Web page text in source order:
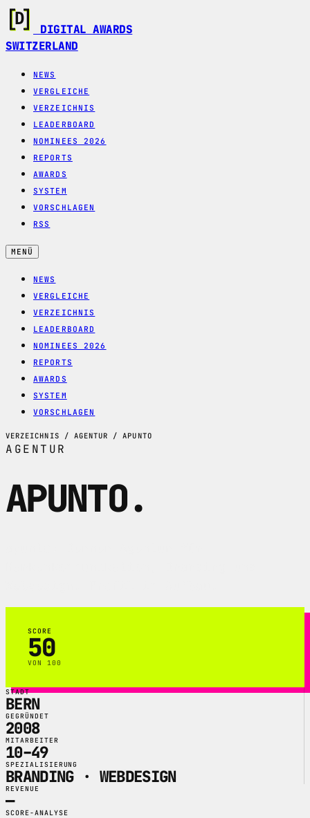
DIGITAL AWARDS
SWITZERLAND
NEWS
VERGLEICHE
VERZEICHNIS
LEADERBOARD
NOMINEES 2026
REPORTS
AWARDS
SYSTEM
VORSCHLAGEN
RSS
MENÜ
NEWS
VERGLEICHE
VERZEICHNIS
LEADERBOARD
NOMINEES 2026
REPORTS
AWARDS
SYSTEM
VORSCHLAGEN
VERZEICHNIS / AGENTUR / APUNTO
AGENTUR
APUNTO.
SCORE
50
VON 100
STADT
BERN
GEGRÜNDET
2008
MITARBEITER
10–49
SPEZIALISIERUNG
BRANDING · WEBDESIGN
REVENUE
—
SCORE-ANALYSE